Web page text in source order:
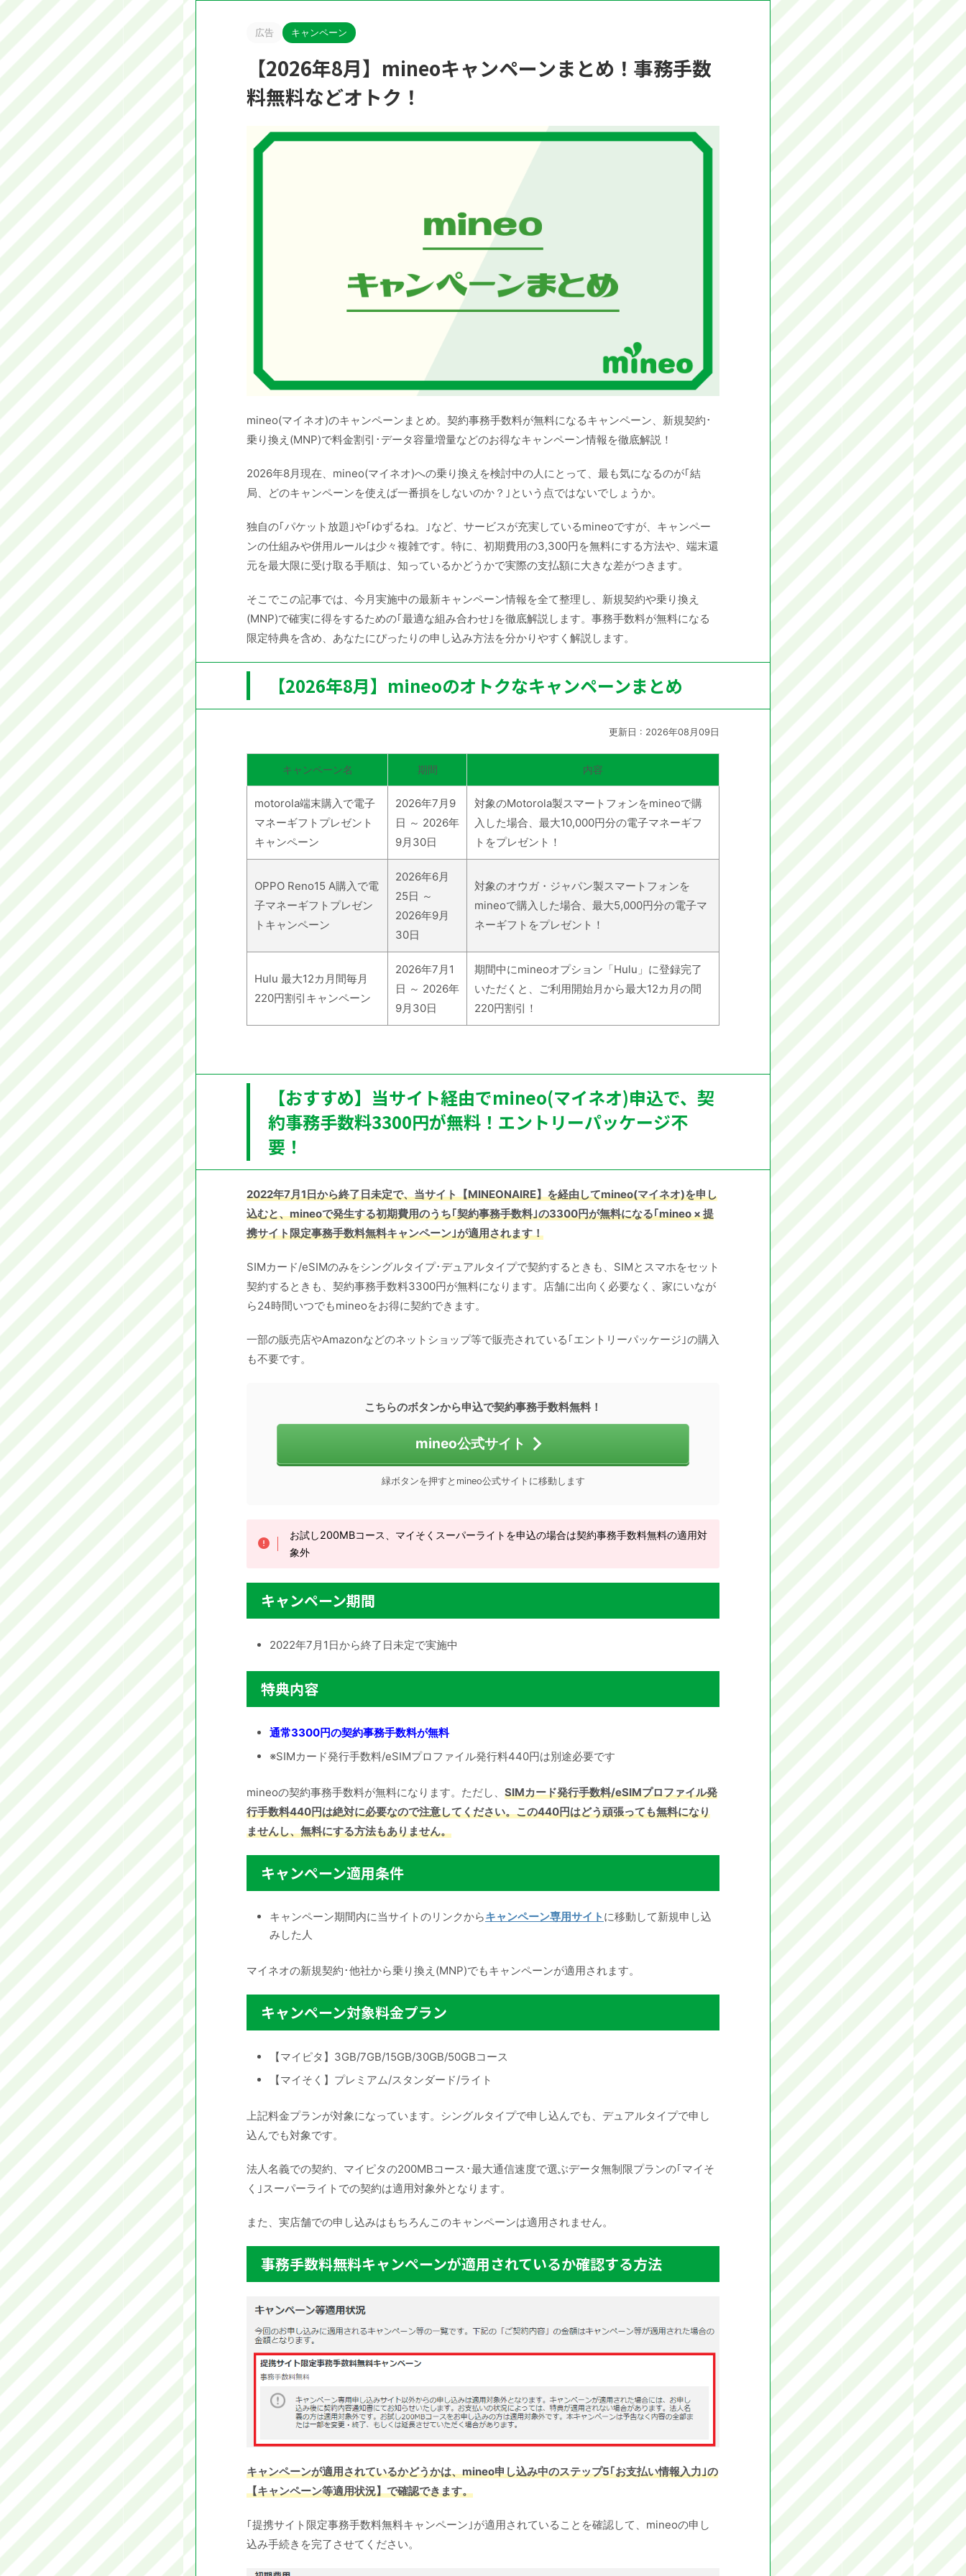
広告 キャンペーン
【2026年8月】mineoキャンペーンまとめ！事務手数
料無料などオトク！
mineo(マイネオ)のキャンペーンまとめ。契約事務手数料が無料になるキャンペーン、新規契約･
乗り換え(MNP)で料金割引･データ容量増量などのお得なキャンペーン情報を徹底解説！
2026年8月現在、mineo(マイネオ)への乗り換えを検討中の人にとって、最も気になるのが｢結
局、どのキャンペーンを使えば一番損をしないのか？｣という点ではないでしょうか。
独自の｢パケット放題｣や｢ゆずるね。｣など、サービスが充実しているmineoですが、キャンペー
ンの仕組みや併用ルールは少々複雑です。特に、初期費用の3,300円を無料にする方法や、端末還
元を最大限に受け取る手順は、知っているかどうかで実際の支払額に大きな差がつきます。
そこでこの記事では、今月実施中の最新キャンペーン情報を全て整理し、新規契約や乗り換え
(MNP)で確実に得をするための｢最適な組み合わせ｣を徹底解説します。事務手数料が無料になる
限定特典を含め、あなたにぴったりの申し込み方法を分かりやすく解説します。
【2026年8月】mineoのオトクなキャンペーンまとめ
更新日 : 2026年08月09日
キャンペーン名 期間 内容
motorola端末購入で電子
マネーギフトプレゼント
キャンペーン
2026年7月9
日 ～ 2026年
9月30日
対象のMotorola製スマートフォンをmineoで購
入した場合、最大10,000円分の電子マネーギフ
トをプレゼント！
OPPO Reno15 A購入で電
子マネーギフトプレゼン
トキャンペーン
2026年6月
25日 ～
2026年9月
30日
対象のオウガ・ジャパン製スマートフォンを
mineoで購入した場合、最大5,000円分の電子マ
ネーギフトをプレゼント！
Hulu 最大12カ月間毎月
220円割引キャンペーン
2026年7月1
日 ～ 2026年
9月30日
期間中にmineoオプション「Hulu」に登録完了
いただくと、ご利用開始月から最大12カ月の間
220円割引！
【おすすめ】当サイト経由でmineo(マイネオ)申込で、契
約事務手数料3300円が無料！エントリーパッケージ不
要！
2022年7月1日から終了日未定で、当サイト【MINEONAIRE】を経由してmineo(マイネオ)を申し
込むと、mineoで発生する初期費用のうち｢契約事務手数料｣の3300円が無料になる｢mineo × 提
携サイト限定事務手数料無料キャンペーン｣が適用されます！
SIMカード/eSIMのみをシングルタイプ･デュアルタイプで契約するときも、SIMとスマホをセット
契約するときも、契約事務手数料3300円が無料になります。店舗に出向く必要なく、家にいなが
ら24時間いつでもmineoをお得に契約できます。
一部の販売店やAmazonなどのネットショップ等で販売されている｢エントリーパッケージ｣の購入
も不要です。
こちらのボタンから申込で契約事務手数料無料！
mineo公式サイト
緑ボタンを押すとmineo公式サイトに移動します
お試し200MBコース、マイそくスーパーライトを申込の場合は契約事務手数料無料の適用対
象外
キャンペーン期間
2022年7月1日から終了日未定で実施中
特典内容
通常3300円の契約事務手数料が無料
※SIMカード発行手数料/eSIMプロファイル発行料440円は別途必要です
mineoの契約事務手数料が無料になります。ただし、 SIMカード発行手数料/eSIMプロファイル発
行手数料440円は絶対に必要なので注意してください。この440円はどう頑張っても無料になり
ませんし、無料にする方法もありません。
キャンペーン適用条件
キャンペーン期間内に当サイトのリンクからキャンペーン専用サイト に移動して新規申し込
みした人
マイネオの新規契約･他社から乗り換え(MNP)でもキャンペーンが適用されます。
キャンペーン対象料金プラン
【マイピタ】3GB/7GB/15GB/30GB/50GBコース
【マイそく】プレミアム/スタンダード/ライト
上記料金プランが対象になっています。シングルタイプで申し込んでも、デュアルタイプで申し
込んでも対象です。
法人名義での契約、マイピタの200MBコース･最大通信速度で選ぶデータ無制限プランの｢マイそ
く｣スーパーライトでの契約は適用対象外となります。
また、実店舗での申し込みはもちろんこのキャンペーンは適用されません。
事務手数料無料キャンペーンが適用されているか確認する方法
キャンペーンが適用されているかどうかは、mineo申し込み中のステップ5｢お支払い情報入力｣の
【キャンペーン等適用状況】で確認できます。
｢提携サイト限定事務手数料無料キャンペーン｣が適用されていることを確認して、mineoの申し
込み手続きを完了させてください。